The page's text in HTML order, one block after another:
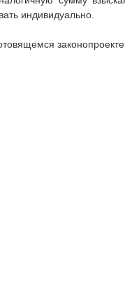
индивидуально.